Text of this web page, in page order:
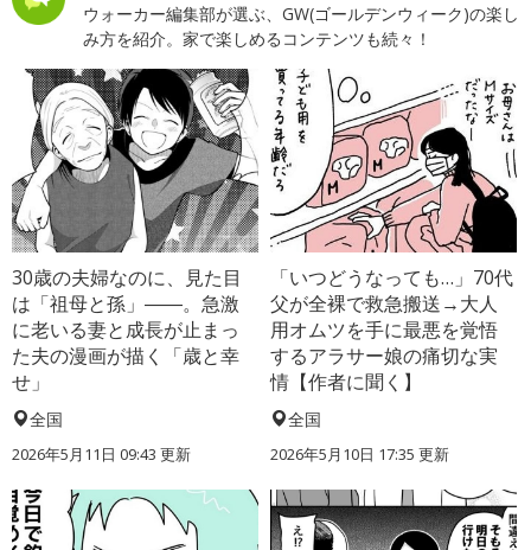
ウォーカー編集部が選ぶ、GW(ゴールデンウィーク)の楽し
み方を紹介。家で楽しめるコンテンツも続々！
30歳の夫婦なのに、見た目
は「祖母と孫」――。急激
に老いる妻と成長が止まっ
た夫の漫画が描く「歳と幸
せ」
全国
2026年5月11日 09:43 更新
「いつどうなっても…」70代
父が全裸で救急搬送→大人
用オムツを手に最悪を覚悟
するアラサー娘の痛切な実
情【作者に聞く】
全国
2026年5月10日 17:35 更新